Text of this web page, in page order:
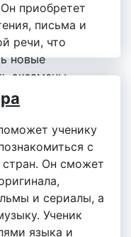
приобретет
письма и
речи, что
новые
экзамены.
ученику
с
стран. Он сможет
и сериалы, а
Ученик
языка и